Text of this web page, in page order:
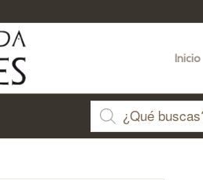
Inicio